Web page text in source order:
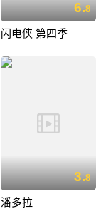
6.8
闪电侠 第四季
3.8
潘多拉